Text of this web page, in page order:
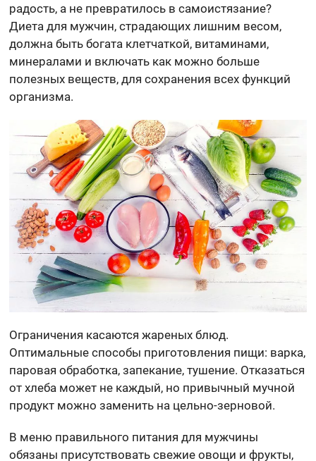
радость, а не превратилось в самоистязание?
Диета для мужчин, страдающих лишним весом,
должна быть богата клетчаткой, витаминами,
минералами и включать как можно больше
полезных веществ, для сохранения всех функций
организма.
Ограничения касаются жареных блюд.
Оптимальные способы приготовления пищи: варка,
паровая обработка, запекание, тушение. Отказаться
от хлеба может не каждый, но привычный мучной
продукт можно заменить на цельно-зерновой.
В меню правильного питания для мужчины
обязаны присутствовать свежие овощи и фрукты,